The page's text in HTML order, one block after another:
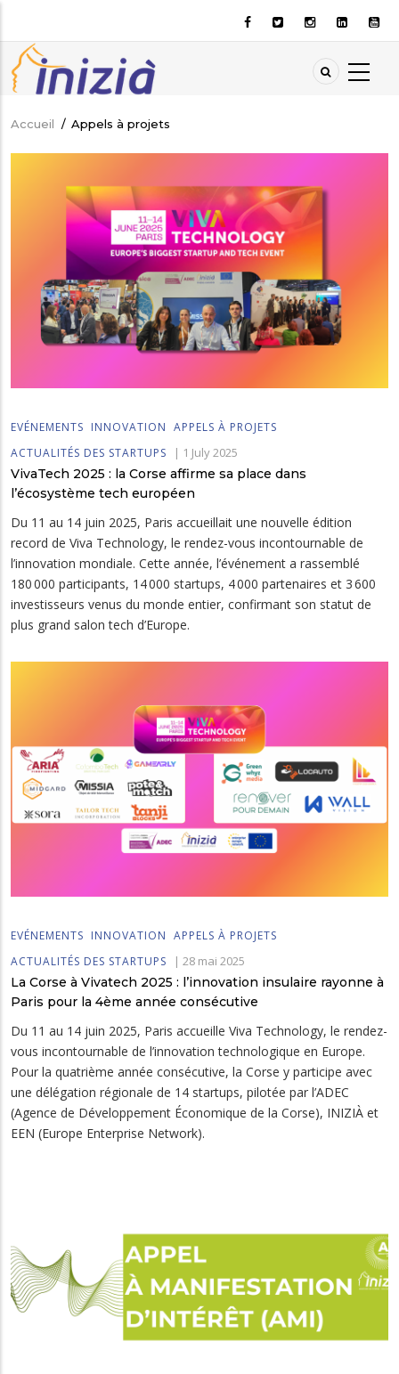
contenu
principal
Fil
d'Ariane
Accueil / Appels à projets
EVÉNEMENTS INNOVATION APPELS À PROJETS
ACTUALITÉS DES STARTUPS
| 1 July 2025
VivaTech 2025 : la Corse affirme sa place dans
l’écosystème tech européen
Du 11 au 14 juin 2025, Paris accueillait une nouvelle édition
record de Viva Technology, le rendez-vous incontournable de
l’innovation mondiale. Cette année, l’événement a rassemblé
180 000 participants, 14 000 startups, 4 000 partenaires et 3 600
investisseurs venus du monde entier, confirmant son statut de
plus grand salon tech d’Europe.
EVÉNEMENTS INNOVATION APPELS À PROJETS
ACTUALITÉS DES STARTUPS
| 28 mai 2025
La Corse à Vivatech 2025 : l’innovation insulaire rayonne à
Paris pour la 4ème année consécutive
Du 11 au 14 juin 2025, Paris accueille Viva Technology, le rendez-
vous incontournable de l’innovation technologique en Europe.
Pour la quatrième année consécutive, la Corse y participe avec
une délégation régionale de 14 startups, pilotée par l’ADEC
(Agence de Développement Économique de la Corse), INIZIÀ et
EEN (Europe Enterprise Network).